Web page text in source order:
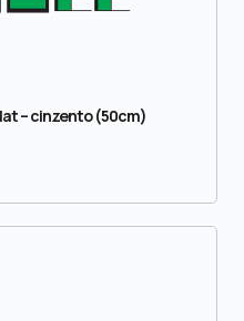
– cinzento (50cm)